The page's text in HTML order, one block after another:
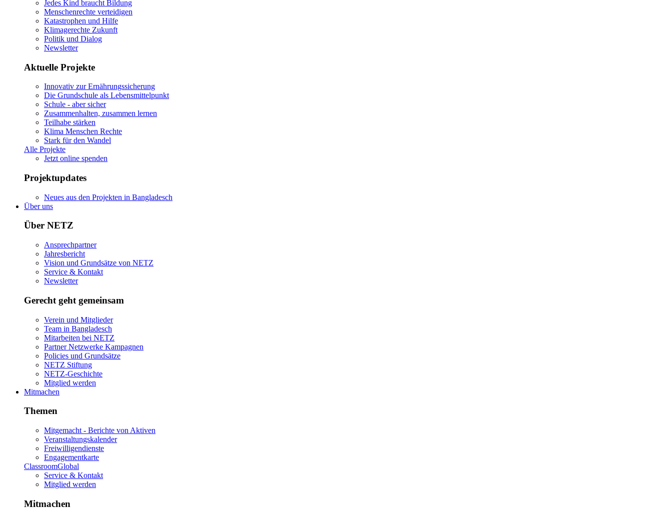
Jedes Kind braucht Bildung
Menschenrechte verteidigen
Katastrophen und Hilfe
Klimagerechte Zukunft
Politik und Dialog
Newsletter
Aktuelle Projekte
Innovativ zur Ernährungssicherung
Die Grundschule als Lebensmittelpunkt
Schule - aber sicher
Zusammenhalten, zusammen lernen
Teilhabe stärken
Klima Menschen Rechte
Stark für den Wandel
Alle Projekte
Jetzt online spenden
Projektupdates
Neues aus den Projekten in Bangladesch
Über uns
Über NETZ
Ansprechpartner
Jahresbericht
Vision und Grundsätze von NETZ
Service & Kontakt
Newsletter
Gerecht geht gemeinsam
Verein und Mitglieder
Team in Bangladesch
Mitarbeiten bei NETZ
Partner Netzwerke Kampagnen
Policies und Grundsätze
NETZ Stiftung
NETZ-Geschichte
Mitglied werden
Mitmachen
Themen
Mitgemacht - Berichte von Aktiven
Veranstaltungskalender
Freiwilligendienste
Engagementkarte
ClassroomGlobal
Service & Kontakt
Mitglied werden
Mitmachen